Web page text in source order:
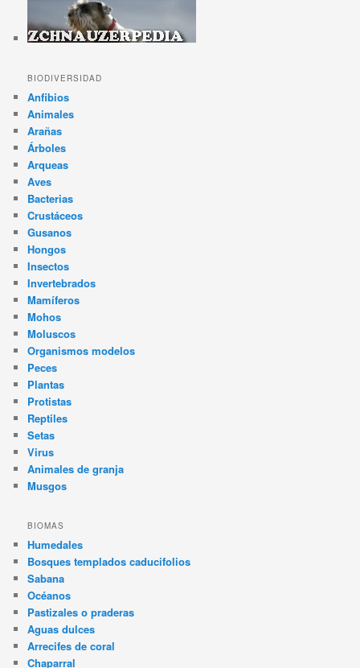
BIODIVERSIDAD
Anfibios
Animales
Arañas
Árboles
Arqueas
Aves
Bacterias
Crustáceos
Gusanos
Hongos
Insectos
Invertebrados
Mamíferos
Mohos
Moluscos
Organismos modelos
Peces
Plantas
Protistas
Reptiles
Setas
Virus
Animales de granja
Musgos
BIOMAS
Humedales
Bosques templados caducifolios
Sabana
Océanos
Pastizales o praderas
Aguas dulces
Arrecifes de coral
Chaparral